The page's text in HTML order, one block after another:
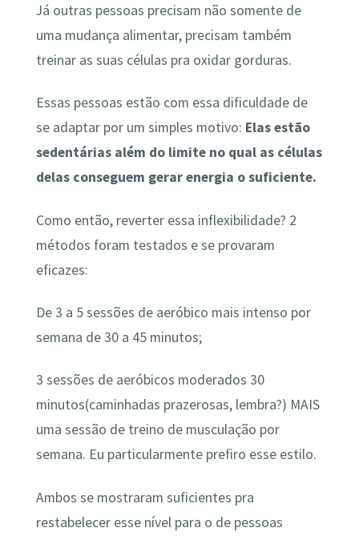
Já outras pessoas precisam não somente de
uma mudança alimentar, precisam também
treinar as suas células pra oxidar gorduras.
Essas pessoas estão com essa dificuldade de
se adaptar por um simples motivo: Elas estão
sedentárias além do limite no qual as células
delas conseguem gerar energia o suficiente.
Como então, reverter essa inflexibilidade? 2
métodos foram testados e se provaram
eficazes:
De 3 a 5 sessões de aeróbico mais intenso por
semana de 30 a 45 minutos;
3 sessões de aeróbicos moderados 30
minutos(caminhadas prazerosas, lembra?) MAIS
uma sessão de treino de musculação por
semana. Eu particularmente prefiro esse estilo.
Ambos se mostraram suficientes pra
restabelecer esse nível para o de pessoas